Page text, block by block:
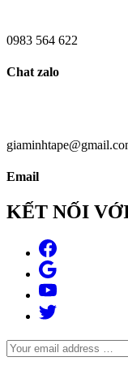
0983 564 622
Chat zalo
Email
KẾT NỐI